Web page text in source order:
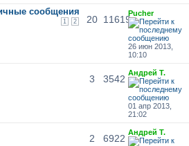
сообщения
1 2 20 11619
Pucher
26 июн 2013,
10:10
3 3542
Андрей Т.
01 апр 2013,
21:02
2 6922
Андрей Т.